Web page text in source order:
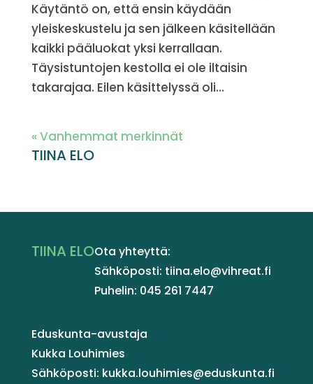
Käytäntö on, että ensin käydään
yleiskeskustelu ja sen jälkeen käsitellään
kaikki pääluokat yksi kerrallaan.
Täysistuntojen kestolla ei ole iltaisin
takarajaa. Eilen käsittelyssä oli...
« Vanhemmat merkinnät
TIINA ELO
TIINA ELOOta yhteyttä:
Sähköposti: tiina.elo@vihreat.fi
Puhelin: 045 261 7447
Eduskunta-avustaja
Kukka Louhimies
Sähköposti: kukka.louhimies@eduskunta.fi